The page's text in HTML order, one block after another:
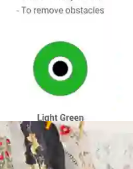
I Grækenland er det
fået din amulet fra